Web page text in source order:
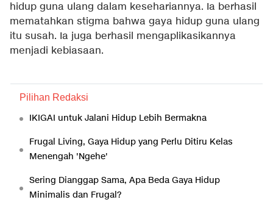
hidup guna ulang dalam kesehariannya. Ia berhasil
mematahkan stigma bahwa gaya hidup guna ulang
itu susah. Ia juga berhasil mengaplikasikannya
menjadi kebiasaan.
Pilihan Redaksi
IKIGAI untuk Jalani Hidup Lebih Bermakna
Frugal Living, Gaya Hidup yang Perlu Ditiru Kelas
Menengah 'Ngehe'
Sering Dianggap Sama, Apa Beda Gaya Hidup
Minimalis dan Frugal?